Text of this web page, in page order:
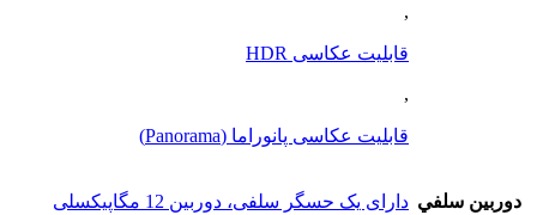
,
قابلیت عکاسی HDR
,
قابلیت عکاسی پانوراما (Panorama)
دوربين سلفي دارای یک حسگر سلفی، دوربین 12 مگاپیکسلی